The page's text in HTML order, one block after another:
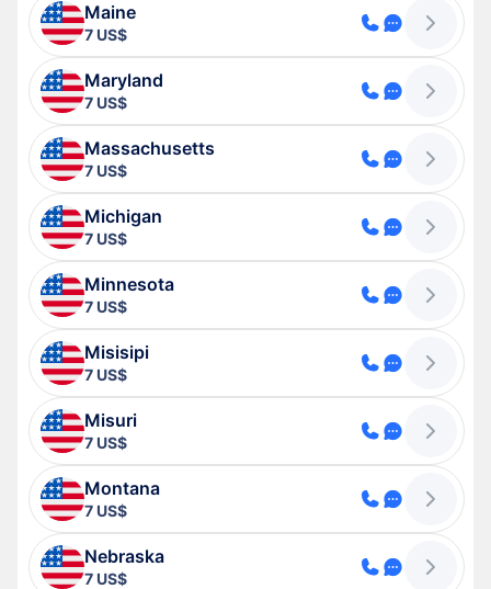
Maine
7 US$
Maryland
7 US$
Massachusetts
7 US$
Michigan
7 US$
Minnesota
7 US$
Misisipi
7 US$
Misuri
7 US$
Montana
7 US$
Nebraska
7 US$